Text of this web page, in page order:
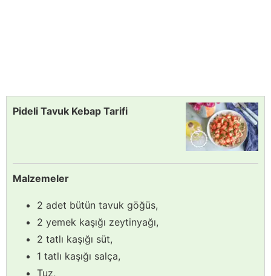
Pideli Tavuk Kebap Tarifi
Malzemeler
2 adet bütün tavuk göğüs,
2 yemek kaşığı zeytinyağı,
2 tatlı kaşığı süt,
1 tatlı kaşığı salça,
Tuz,